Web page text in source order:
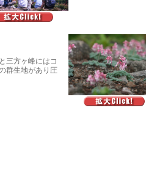
三方ヶ峰にはコ
群生地があり圧